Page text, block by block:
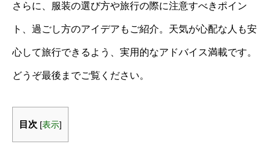
さらに、服装の選び方や旅行の際に注意すべきポイン
ト、過ごし方のアイデアもご紹介。天気が心配な人も安
心して旅行できるよう、実用的なアドバイス満載です。
どうぞ最後までご覧ください。
目次 [表示]